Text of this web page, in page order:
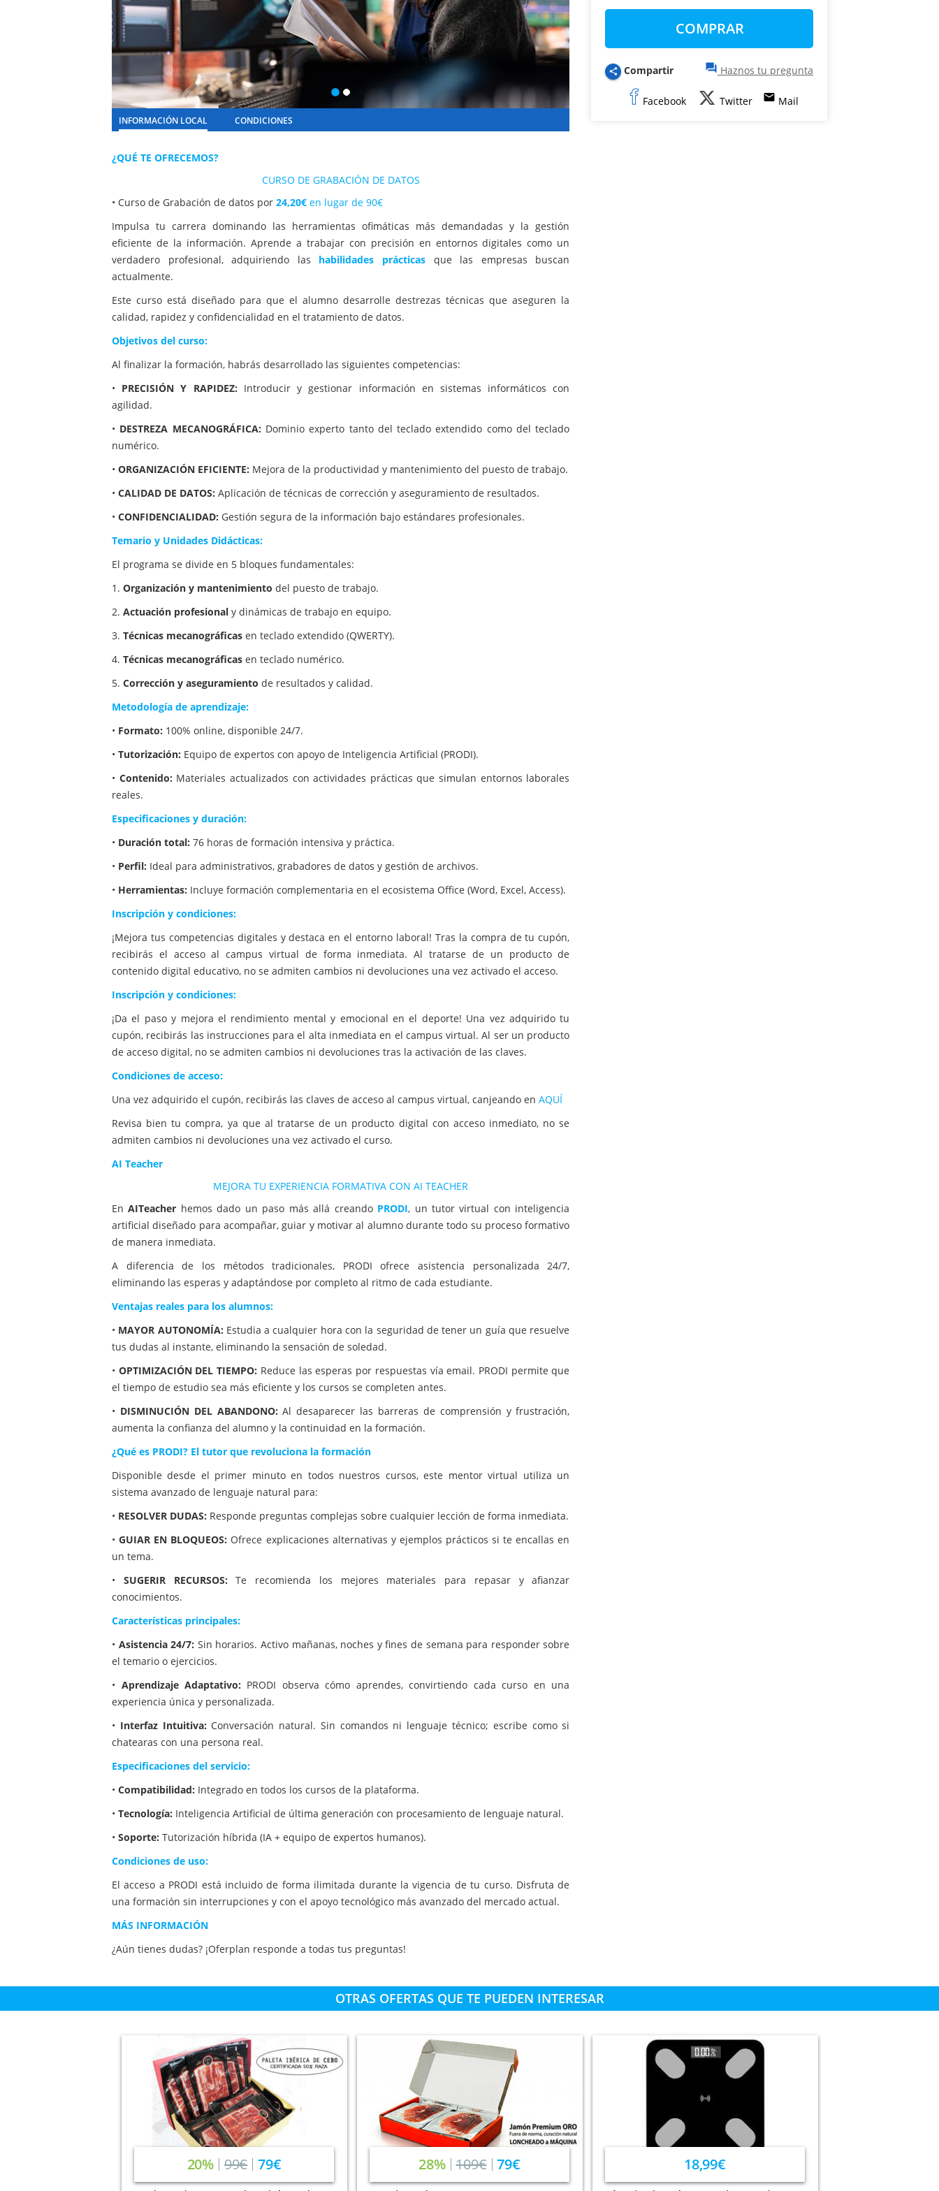
COMPRAR
share Compartir question_answer Haznos tu pregunta
Facebook Twitter email Mail
INFORMACIÓN LOCAL CONDICIONES
¿QUÉ TE OFRECEMOS?
CURSO DE GRABACIÓN DE DATOS
• Curso de Grabación de datos por 24,20€ en lugar de 90€
Impulsa tu carrera dominando las herramientas ofimáticas más demandadas y la gestión
eficiente de la información. Aprende a trabajar con precisión en entornos digitales como un
verdadero profesional, adquiriendo las habilidades prácticas que las empresas buscan
actualmente.
Este curso está diseñado para que el alumno desarrolle destrezas técnicas que aseguren la
calidad, rapidez y confidencialidad en el tratamiento de datos.
Objetivos del curso:
Al finalizar la formación, habrás desarrollado las siguientes competencias:
• PRECISIÓN Y RAPIDEZ: Introducir y gestionar información en sistemas informáticos con
agilidad.
• DESTREZA MECANOGRÁFICA: Dominio experto tanto del teclado extendido como del teclado
numérico.
• ORGANIZACIÓN EFICIENTE: Mejora de la productividad y mantenimiento del puesto de trabajo.
• CALIDAD DE DATOS: Aplicación de técnicas de corrección y aseguramiento de resultados.
• CONFIDENCIALIDAD: Gestión segura de la información bajo estándares profesionales.
Temario y Unidades Didácticas:
El programa se divide en 5 bloques fundamentales:
1. Organización y mantenimiento del puesto de trabajo.
2. Actuación profesional y dinámicas de trabajo en equipo.
3. Técnicas mecanográficas en teclado extendido (QWERTY).
4. Técnicas mecanográficas en teclado numérico.
5. Corrección y aseguramiento de resultados y calidad.
Metodología de aprendizaje:
• Formato: 100% online, disponible 24/7.
• Tutorización: Equipo de expertos con apoyo de Inteligencia Artificial (PRODI).
• Contenido: Materiales actualizados con actividades prácticas que simulan entornos laborales
reales.
Especificaciones y duración:
• Duración total: 76 horas de formación intensiva y práctica.
• Perfil: Ideal para administrativos, grabadores de datos y gestión de archivos.
• Herramientas: Incluye formación complementaria en el ecosistema Office (Word, Excel, Access).
Inscripción y condiciones:
¡Mejora tus competencias digitales y destaca en el entorno laboral! Tras la compra de tu cupón,
recibirás el acceso al campus virtual de forma inmediata. Al tratarse de un producto de
contenido digital educativo, no se admiten cambios ni devoluciones una vez activado el acceso.
Inscripción y condiciones:
¡Da el paso y mejora el rendimiento mental y emocional en el deporte! Una vez adquirido tu
cupón, recibirás las instrucciones para el alta inmediata en el campus virtual. Al ser un producto
de acceso digital, no se admiten cambios ni devoluciones tras la activación de las claves.
Condiciones de acceso:
Una vez adquirido el cupón, recibirás las claves de acceso al campus virtual, canjeando en AQUÍ
Revisa bien tu compra, ya que al tratarse de un producto digital con acceso inmediato, no se
admiten cambios ni devoluciones una vez activado el curso.
AI Teacher
MEJORA TU EXPERIENCIA FORMATIVA CON AI TEACHER
EnAITeacher hemos dado un paso más allá creando PRODI, un tutor virtual con inteligencia
artificial diseñado para acompañar, guiar y motivar al alumno durante todo su proceso formativo
de manera inmediata.
A diferencia de los métodos tradicionales, PRODI ofrece asistencia personalizada 24/7,
eliminando las esperas y adaptándose por completo al ritmo de cada estudiante.
Ventajas reales para los alumnos:
• MAYOR AUTONOMÍA: Estudia a cualquier hora con la seguridad de tener un guía que resuelve
tus dudas al instante, eliminando la sensación de soledad.
• OPTIMIZACIÓN DEL TIEMPO: Reduce las esperas por respuestas vía email. PRODI permite que
el tiempo de estudio sea más eficiente y los cursos se completen antes.
• DISMINUCIÓN DEL ABANDONO: Al desaparecer las barreras de comprensión y frustración,
aumenta la confianza del alumno y la continuidad en la formación.
¿Qué es PRODI? El tutor que revoluciona la formación
Disponible desde el primer minuto en todos nuestros cursos, este mentor virtual utiliza un
sistema avanzado de lenguaje natural para:
• RESOLVER DUDAS: Responde preguntas complejas sobre cualquier lección de forma inmediata.
•GUIAR EN BLOQUEOS: Ofrece explicaciones alternativas y ejemplos prácticos si te encallas en
un tema.
• SUGERIR RECURSOS: Te recomienda los mejores materiales para repasar y afianzar
conocimientos.
Características principales:
• Asistencia 24/7: Sin horarios. Activo mañanas, noches y fines de semana para responder sobre
el temario o ejercicios.
• Aprendizaje Adaptativo: PRODI observa cómo aprendes, convirtiendo cada curso en una
experiencia única y personalizada.
• Interfaz Intuitiva: Conversación natural. Sin comandos ni lenguaje técnico; escribe como si
chatearas con una persona real.
Especificaciones del servicio:
• Compatibilidad: Integrado en todos los cursos de la plataforma.
• Tecnología: Inteligencia Artificial de última generación con procesamiento de lenguaje natural.
• Soporte: Tutorización híbrida (IA + equipo de expertos humanos).
Condiciones de uso:
El acceso a PRODI está incluido de forma ilimitada durante la vigencia de tu curso. Disfruta de
una formación sin interrupciones y con el apoyo tecnológico más avanzado del mercado actual.
MÁS INFORMACIÓN
¿Aún tienes dudas? ¡Oferplan responde a todas tus preguntas!
OTRAS OFERTAS QUE TE PUEDEN INTERESAR
20% 99€ 79€ 28% 109€ 79€ 18,99€